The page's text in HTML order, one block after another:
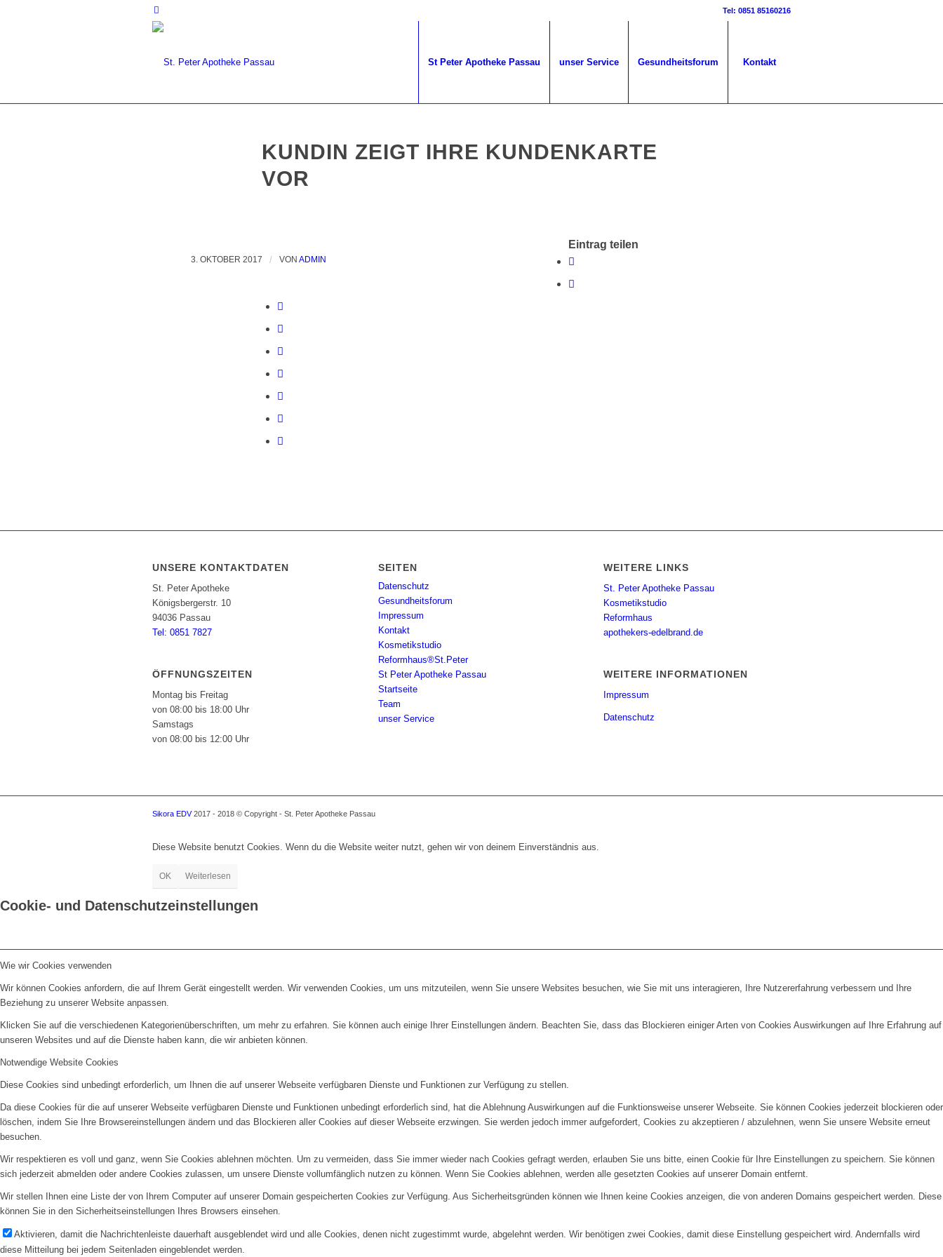
Tel: 0851 85160216
St Peter Apotheke Passau unser Service Gesundheitsforum Kontakt
KUNDIN ZEIGT IHRE KUNDENKARTE
VOR
3. OKTOBER 2017 / VON ADMIN
Eintrag teilen
UNSERE KONTAKTDATEN
St. Peter Apotheke
Königsbergerstr. 10
94036 Passau
Tel: 0851 7827
ÖFFNUNGSZEITEN
Montag bis Freitag
von 08:00 bis 18:00 Uhr
Samstags
von 08:00 bis 12:00 Uhr
SEITEN
Datenschutz
Gesundheitsforum
Impressum
Kontakt
Kosmetikstudio
Reformhaus®St.Peter
St Peter Apotheke Passau
Startseite
Team
unser Service
WEITERE LINKS
St. Peter Apotheke Passau
Kosmetikstudio
Reformhaus
apothekers-edelbrand.de
WEITERE INFORMATIONEN
Impressum
Datenschutz
Sikora EDV2017 - 2018 © Copyright - St. Peter Apotheke Passau
Diese Website benutzt Cookies. Wenn du die Website weiter nutzt, gehen wir von deinem Einverständnis aus.
OK Weiterlesen
Cookie- und Datenschutzeinstellungen
Wie wir Cookies verwenden
Wir können Cookies anfordern, die auf Ihrem Gerät eingestellt werden. Wir verwenden Cookies, um uns mitzuteilen, wenn Sie unsere Websites besuchen, wie Sie mit uns interagieren, Ihre Nutzererfahrung verbessern und Ihre
Beziehung zu unserer Website anpassen.
Klicken Sie auf die verschiedenen Kategorienüberschriften, um mehr zu erfahren. Sie können auch einige Ihrer Einstellungen ändern. Beachten Sie, dass das Blockieren einiger Arten von Cookies Auswirkungen auf Ihre Erfahrung auf
unseren Websites und auf die Dienste haben kann, die wir anbieten können.
Notwendige Website Cookies
Diese Cookies sind unbedingt erforderlich, um Ihnen die auf unserer Webseite verfügbaren Dienste und Funktionen zur Verfügung zu stellen.
Da diese Cookies für die auf unserer Webseite verfügbaren Dienste und Funktionen unbedingt erforderlich sind, hat die Ablehnung Auswirkungen auf die Funktionsweise unserer Webseite. Sie können Cookies jederzeit blockieren oder
löschen, indem Sie Ihre Browsereinstellungen ändern und das Blockieren aller Cookies auf dieser Webseite erzwingen. Sie werden jedoch immer aufgefordert, Cookies zu akzeptieren / abzulehnen, wenn Sie unsere Website erneut
besuchen.
Wir respektieren es voll und ganz, wenn Sie Cookies ablehnen möchten. Um zu vermeiden, dass Sie immer wieder nach Cookies gefragt werden, erlauben Sie uns bitte, einen Cookie für Ihre Einstellungen zu speichern. Sie können
sich jederzeit abmelden oder andere Cookies zulassen, um unsere Dienste vollumfänglich nutzen zu können. Wenn Sie Cookies ablehnen, werden alle gesetzten Cookies auf unserer Domain entfernt.
Wir stellen Ihnen eine Liste der von Ihrem Computer auf unserer Domain gespeicherten Cookies zur Verfügung. Aus Sicherheitsgründen können wie Ihnen keine Cookies anzeigen, die von anderen Domains gespeichert werden. Diese
können Sie in den Sicherheitseinstellungen Ihres Browsers einsehen.
Aktivieren, damit die Nachrichtenleiste dauerhaft ausgeblendet wird und alle Cookies, denen nicht zugestimmt wurde, abgelehnt werden. Wir benötigen zwei Cookies, damit diese Einstellung gespeichert wird. Andernfalls wird
diese Mitteilung bei jedem Seitenladen eingeblendet werden.